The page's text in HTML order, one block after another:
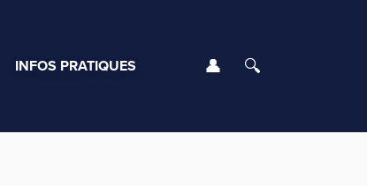
INFOS PRATIQUES Se connecter